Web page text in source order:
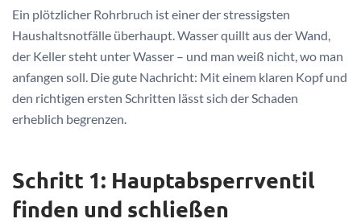
Ein plötzlicher Rohrbruch ist einer der stressigsten
Haushaltsnotfälle überhaupt. Wasser quillt aus der Wand,
der Keller steht unter Wasser – und man weiß nicht, wo man
anfangen soll. Die gute Nachricht: Mit einem klaren Kopf und
den richtigen ersten Schritten lässt sich der Schaden
erheblich begrenzen.
Schritt 1: Hauptabsperrventil
finden und schließen